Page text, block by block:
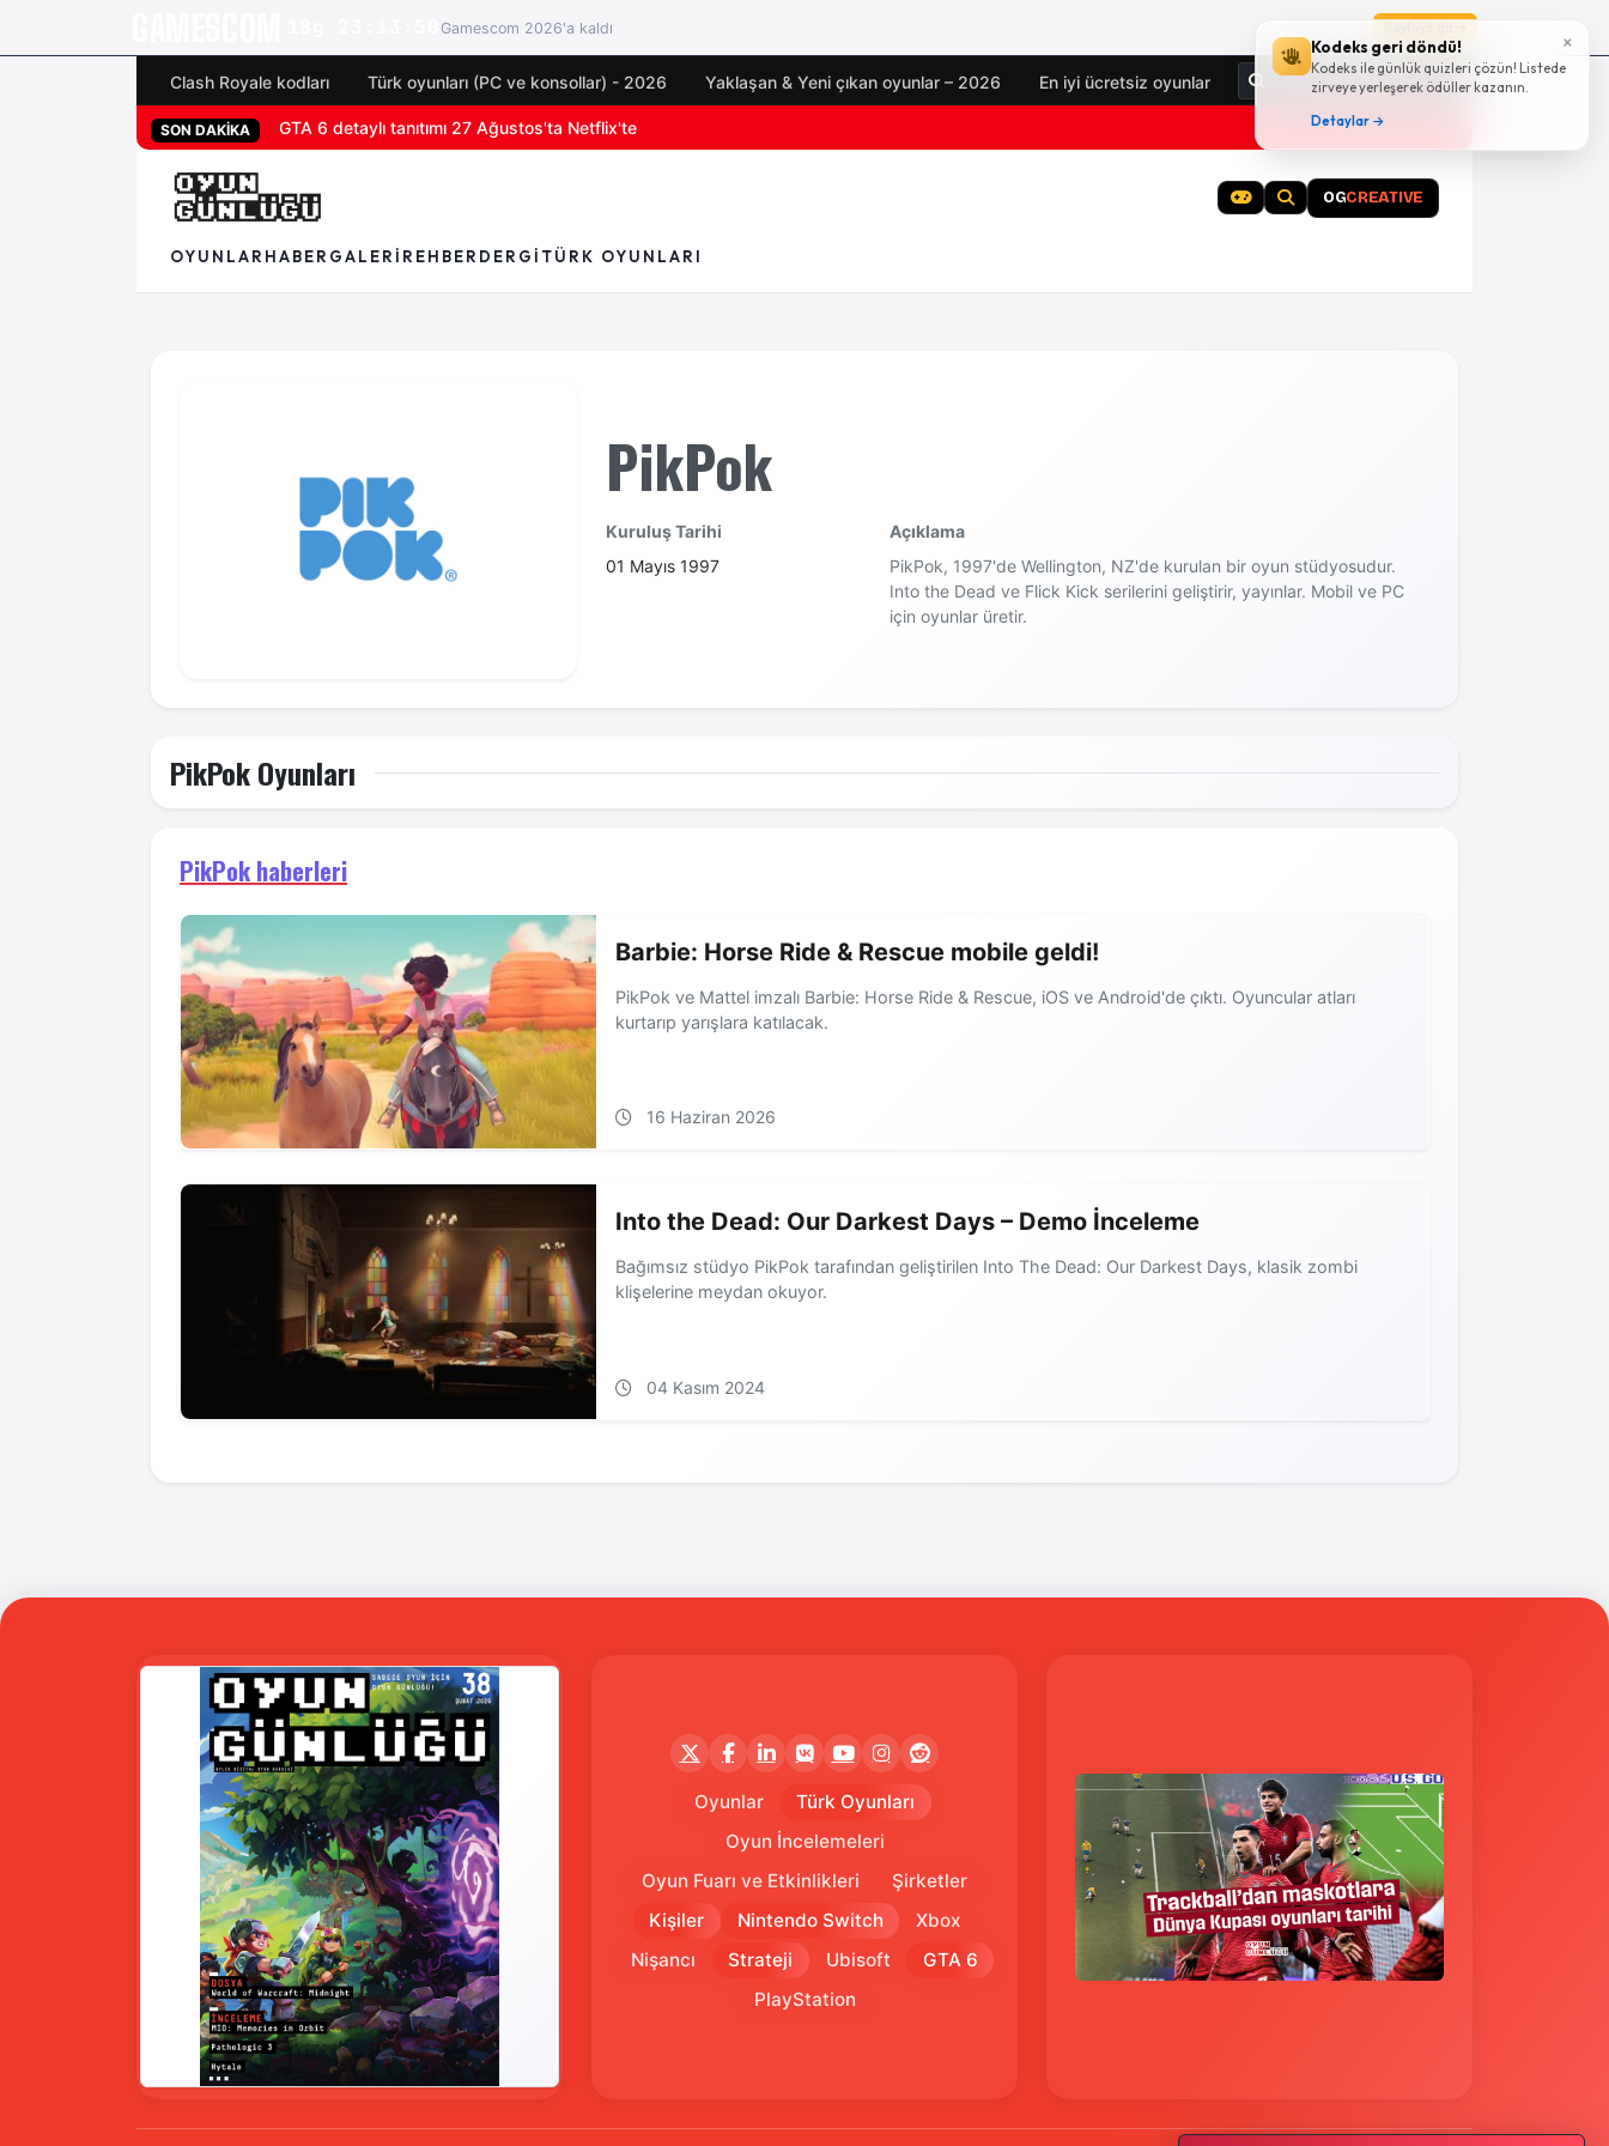
×
Kodeks geri döndü!
Kodeks ile günlük quizleri çözün! Listede
zirveye yerleşerek ödüller kazanın.
Detaylar →
Gamescom 2026'a kaldı
Clash Royale kodları Türk oyunları (PC ve konsollar) - 2026 Yaklaşan & Yeni çıkan oyunlar – 2026 En iyi ücretsiz oyunlar Giriş Yap
SON DAKİKA GTA 6 detaylı tanıtımı 27 Ağustos'ta Netflix'te
OGCREATIVE
OYUNLAR HABER GALERI REHBER DERGI TÜRK OYUNLARI
PikPok
Kuruluş Tarihi
01 Mayıs 1997
Açıklama
PikPok, 1997'de Wellington, NZ'de kurulan bir oyun stüdyosudur.
Into the Dead ve Flick Kick serilerini geliştirir, yayınlar. Mobil ve PC
için oyunlar üretir.
PikPok Oyunları
PikPok haberleri
Barbie: Horse Ride & Rescue mobile geldi!
PikPok ve Mattel imzalı Barbie: Horse Ride & Rescue, iOS ve Android'de çıktı. Oyuncular atları
kurtarıp yarışlara katılacak.
16 Haziran 2026
Into the Dead: Our Darkest Days – Demo İnceleme
Bağımsız stüdyo PikPok tarafından geliştirilen Into The Dead: Our Darkest Days, klasik zombi
klişelerine meydan okuyor.
04 Kasım 2024
Oyunlar
Türk Oyunları
Oyun İncelemeleri
Oyun Fuarı ve Etkinlikleri
Şirketler
Kişiler
Nintendo Switch
Xbox
Nişancı
Strateji Ubisoft
GTA 6
PlayStation